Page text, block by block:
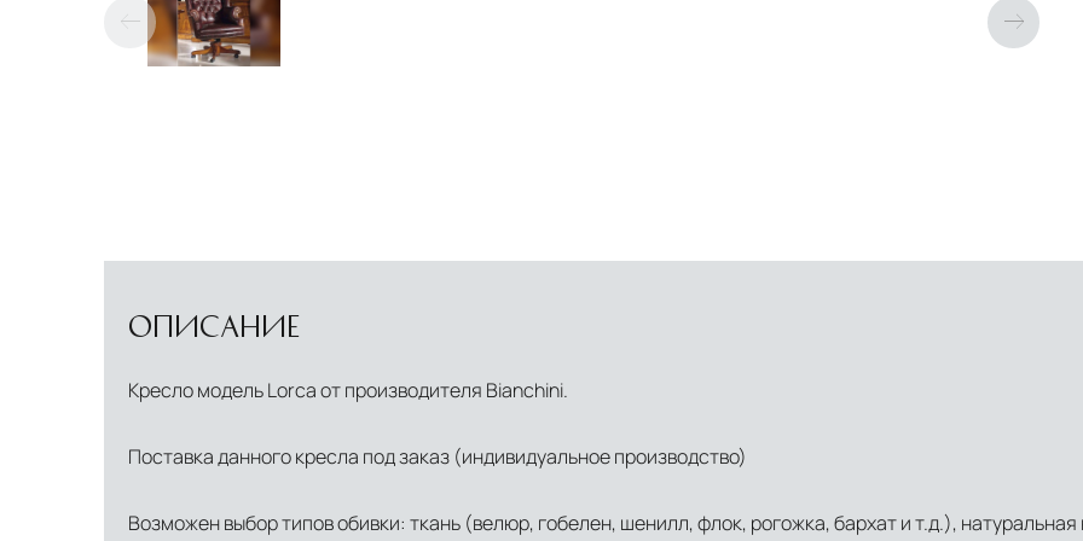
ОПИСАНИЕ
Кресло модель Lorca от производителя Bianchini.
Поставка данного кресла под заказ (индивидуальное производство)
Возможен выбор типов обивки: ткань (велюр, гобелен, шенилл, флок, рогожка, бархат и т.д.), натуральная